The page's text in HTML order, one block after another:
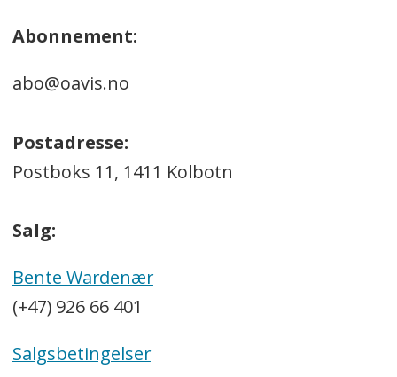
Abonnement:
abo@oavis.no
Postadresse:
Postboks 11, 1411 Kolbotn
Salg:
Bente Wardenær
(+47) 926 66 401
Salgsbetingelser